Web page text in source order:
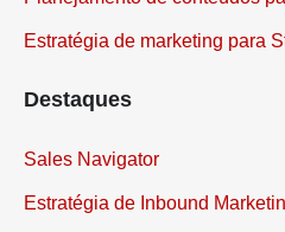
Estratégia de marketing para
Destaques
Sales Navigator
Estratégia de Inbound